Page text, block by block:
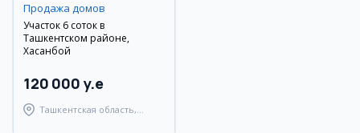
Продажа домов
Участок 6 соток в
Ташкентском районе,
Хасанбой
120 000 y.e
Ташкентская область,